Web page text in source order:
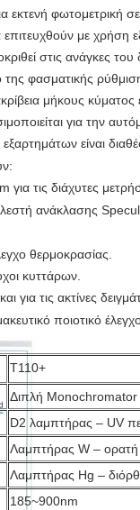
εκτενή φωτομετρική
με χρήση
στις ανάγκες του
της φασματικής
μήκους κύματος
για την
είναι
για τις διάχυτες
ανάκλασης
θερμοκρασίας.
κυττάρων.
για τις ακτίνες
ποιοτικό
T110+
Διπλή Monochromator
D2 λαμπτήρας – UV
Λαμπτήρας W – ορατή
Λαμπτήρας Hg –
185~900nm